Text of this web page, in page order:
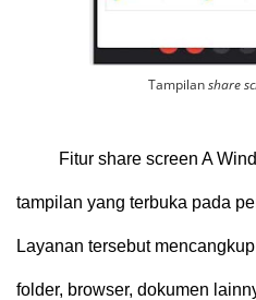
Tampilanshare
Fitur share screen A
tampilan yang terbuka pada
Layanan tersebut
folder, browser, dokumen